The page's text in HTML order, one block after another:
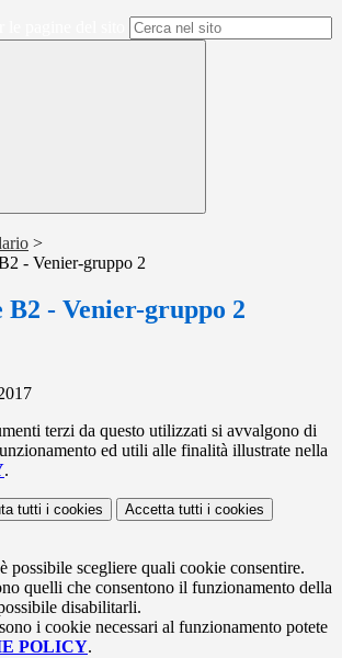
>
- Venier-gruppo 2
B2 - Venier-gruppo 2
terzi da questo utilizzati si avvalgono di
ed utili alle finalità illustrate nella
.
tutti i cookies Accetta tutti i cookies
possibile scegliere quali cookie consentire.
quelli che consentono il funzionamento della
disabilitarli.
i cookie necessari al funzionamento potete
POLICY.